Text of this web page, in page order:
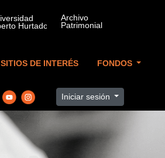
SITIOS DE INTERÉS FONDOS
Iniciar sesión